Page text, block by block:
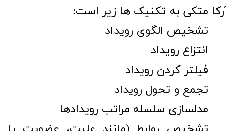
متکی به تکنیک ها زیر است:
تشخیص الگوی رویداد
انتزاع رویداد
فیلتر کردن رویداد
تجمع و تحول رویداد
مدلسازی سلسله مراتب رویدادها